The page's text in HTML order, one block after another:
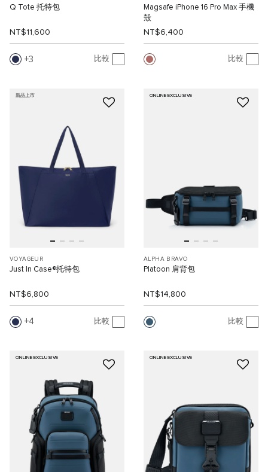
Q Tote 托特包
NT$11,600
3 比較
Magsafe iPhone 16 Pro Max 手機
殼
NT$6,400
比較
新品上市
VOYAGEUR
Just In Case®托特包
NT$6,800
4 比較
ONLINE EXCLUSIVE
ALPHA BRAVO
Platoon 肩背包
NT$14,800
比較
ONLINE EXCLUSIVE ONLINE EXCLUSIVE